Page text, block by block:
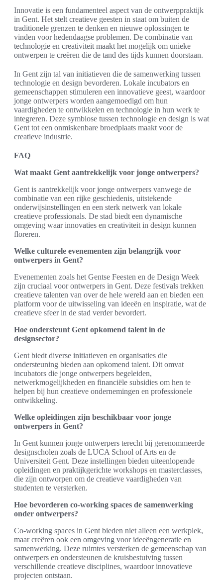
Innovatie is een fundamenteel aspect van de ontwerppraktijk
in Gent. Het stelt creatieve geesten in staat om buiten de
traditionele grenzen te denken en nieuwe oplossingen te
vinden voor hedendaagse problemen. De combinatie van
technologie en creativiteit maakt het mogelijk om unieke
ontwerpen te creëren die de tand des tijds kunnen doorstaan.
In Gent zijn tal van initiatieven die de samenwerking tussen
technologie en design bevorderen. Lokale incubators en
gemeenschappen stimuleren een innovatieve geest, waardoor
jonge ontwerpers worden aangemoedigd om hun
vaardigheden te ontwikkelen en technologie in hun werk te
integreren. Deze symbiose tussen technologie en design is wat
Gent tot een onmiskenbare broedplaats maakt voor de
creatieve industrie.
FAQ
Wat maakt Gent aantrekkelijk voor jonge ontwerpers?
Gent is aantrekkelijk voor jonge ontwerpers vanwege de
combinatie van een rijke geschiedenis, uitstekende
onderwijsinstellingen en een sterk netwerk van lokale
creatieve professionals. De stad biedt een dynamische
omgeving waar innovaties en creativiteit in design kunnen
floreren.
Welke culturele evenementen zijn belangrijk voor
ontwerpers in Gent?
Evenementen zoals het Gentse Feesten en de Design Week
zijn cruciaal voor ontwerpers in Gent. Deze festivals trekken
creatieve talenten van over de hele wereld aan en bieden een
platform voor de uitwisseling van ideeën en inspiratie, wat de
creatieve sfeer in de stad verder bevordert.
Hoe ondersteunt Gent opkomend talent in de
designsector?
Gent biedt diverse initiatieven en organisaties die
ondersteuning bieden aan opkomend talent. Dit omvat
incubators die jonge ontwerpers begeleiden,
netwerkmogelijkheden en financiële subsidies om hen te
helpen bij hun creatieve ondernemingen en professionele
ontwikkeling.
Welke opleidingen zijn beschikbaar voor jonge
ontwerpers in Gent?
In Gent kunnen jonge ontwerpers terecht bij gerenommeerde
designscholen zoals de LUCA School of Arts en de
Universiteit Gent. Deze instellingen bieden uiteenlopende
opleidingen en praktijkgerichte workshops en masterclasses,
die zijn ontworpen om de creatieve vaardigheden van
studenten te versterken.
Hoe bevorderen co-working spaces de samenwerking
onder ontwerpers?
Co-working spaces in Gent bieden niet alleen een werkplek,
maar creëren ook een omgeving voor ideeëngeneratie en
samenwerking. Deze ruimtes versterken de gemeenschap van
ontwerpers en ondersteunen de kruisbestuiving tussen
verschillende creatieve disciplines, waardoor innovatieve
projecten ontstaan.